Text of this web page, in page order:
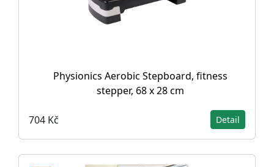
Physionics Aerobic Stepboard, fitness
stepper, 68 x 28 cm
704 Kč Detail